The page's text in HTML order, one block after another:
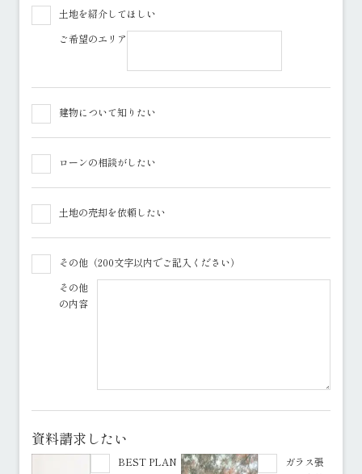
土地を紹介してほしい
ご希望のエリア
建物について知りたい
ローンの相談がしたい
土地の売却を依頼したい
その他（200文字以内でご記入ください）
その他
の内容
資料請求したい
BEST PLAN
ガラス張